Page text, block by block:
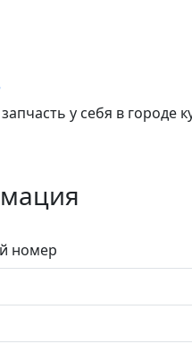
у себя в
номер